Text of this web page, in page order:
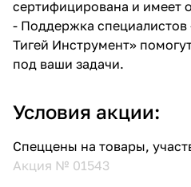
сертифицирована и имеет
- Поддержка
Тигей Инструмент»
под ваши задачи.
Условия акции:
Спеццены на товары,
Акция № 01543